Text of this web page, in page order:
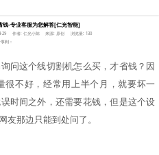
钱-专业客服为您解答[仁光智能]
29 作者: 仁光小陈 来源: 原创
浏览量: 130
到：
询问这个线切割机怎么买，才省钱？因
很不好，经常用上半个月，就要坏一
时间之外，还需要花钱，但是这个设
友那边只能到处问了。